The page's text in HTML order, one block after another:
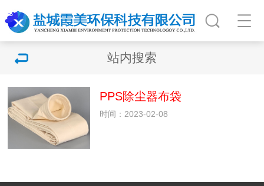
站内搜索
PPS除尘器布袋
时间：2023-02-08